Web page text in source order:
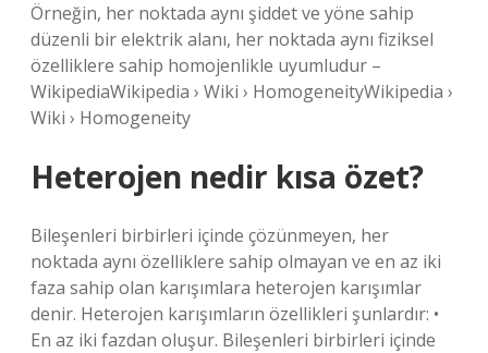
Örneğin, her noktada aynı şiddet ve yöne sahip
düzenli bir elektrik alanı, her noktada aynı fiziksel
özelliklere sahip homojenlikle uyumludur –
WikipediaWikipedia › Wiki › HomogeneityWikipedia ›
Wiki › Homogeneity
Heterojen nedir kısa özet?
Bileşenleri birbirleri içinde çözünmeyen, her
noktada aynı özelliklere sahip olmayan ve en az iki
faza sahip olan karışımlara heterojen karışımlar
denir. Heterojen karışımların özellikleri şunlardır: •
En az iki fazdan oluşur. Bileşenleri birbirleri içinde